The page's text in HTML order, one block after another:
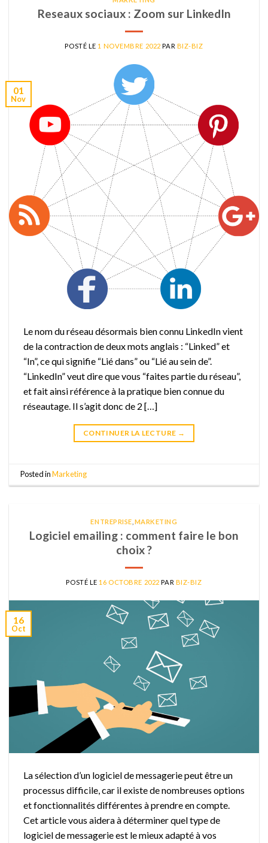
Reseaux sociaux : Zoom sur LinkedIn
POSTÉ LE 1 NOVEMBRE 2022 PAR BIZ-BIZ
01
Nov
Le nom du réseau désormais bien connu LinkedIn vient
de la contraction de deux mots anglais : “Linked” et
“In”, ce qui signifie “Lié dans” ou “Lié au sein de”.
“LinkedIn” veut dire que vous “faites partie du réseau”,
et fait ainsi référence à la pratique bien connue du
réseautage. Il s’agit donc de 2 […]
CONTINUER LA LECTURE →
Posted inMarketing
ENTREPRISE MARKETING
Logiciel emailing : comment faire le bon
choix ?
POSTÉ LE 16 OCTOBRE 2022 PAR BIZ-BIZ
16
Oct
La sélection d’un logiciel de messagerie peut être un
processus difficile, car il existe de nombreuses options
et fonctionnalités différentes à prendre en compte.
Cet article vous aidera à déterminer quel type de
logiciel de messagerie est le mieux adapté à vos